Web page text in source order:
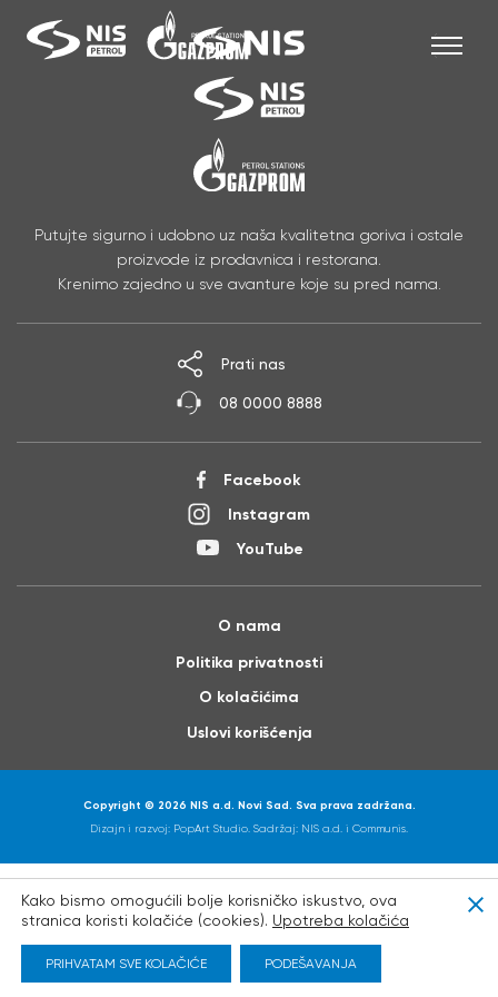
content
Putujte sigurno i udobno uz naša kvalitetna goriva i ostale
proizvode iz prodavnica i restorana.
Krenimo zajedno u sve avanture koje su pred nama.
Facebook
Instagram
YouTube
Prati nas
08 0000 8888
O nama
Politika privatnosti
O kolačićima
Uslovi korišćenja
Copyright © 2026 NIS a.d. Novi Sad. Sva prava zadržana.
Dizajn i razvoj: PopArt Studio . Sadržaj: NIS a.d. i Communis
Kako bismo omogućili bolje korisničko iskustvo, ova
stranica koristi kolačiće (cookies). Upotreba kolačića
PRIHVATAM SVE KOLAČIĆE PODEŠAVANJA